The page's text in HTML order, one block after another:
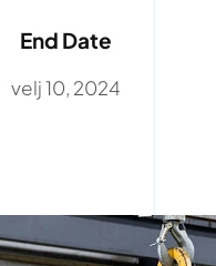
End Date
velj 10, 2024